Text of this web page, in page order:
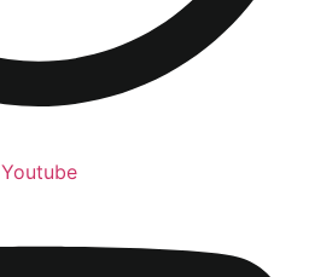
Youtube